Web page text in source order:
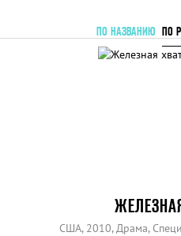
ПО НАЗВАНИЮ ПО
США, 2010, Драма,